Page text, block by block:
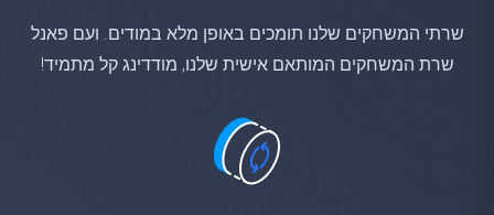
שרתי המשחקים שלנו תומכים באופן מלא במודים. ועם פאנל
שרת המשחקים המותאם אישית שלנו, מודדינג קל מתמיד!